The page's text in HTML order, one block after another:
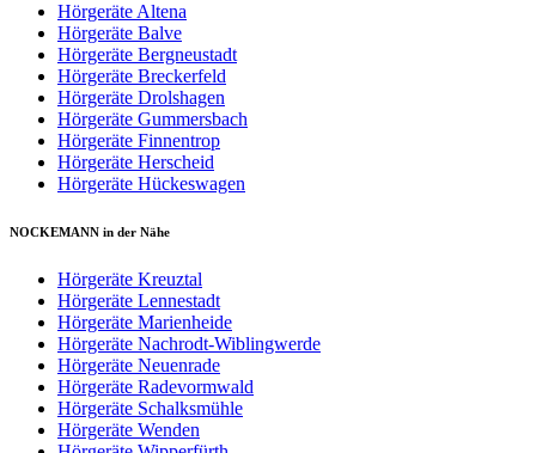
Hörgeräte Altena
Hörgeräte Balve
Hörgeräte Bergneustadt
Hörgeräte Breckerfeld
Hörgeräte Drolshagen
Hörgeräte Gummersbach
Hörgeräte Finnentrop
Hörgeräte Herscheid
Hörgeräte Hückeswagen
NOCKEMANN in der Nähe
Hörgeräte Kreuztal
Hörgeräte Lennestadt
Hörgeräte Marienheide
Hörgeräte Nachrodt-Wiblingwerde
Hörgeräte Neuenrade
Hörgeräte Radevormwald
Hörgeräte Schalksmühle
Hörgeräte Wenden